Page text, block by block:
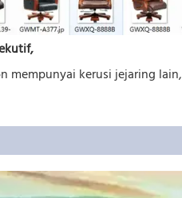
mempunyai kerusi jejaring